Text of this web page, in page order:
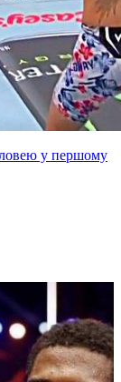
у першому